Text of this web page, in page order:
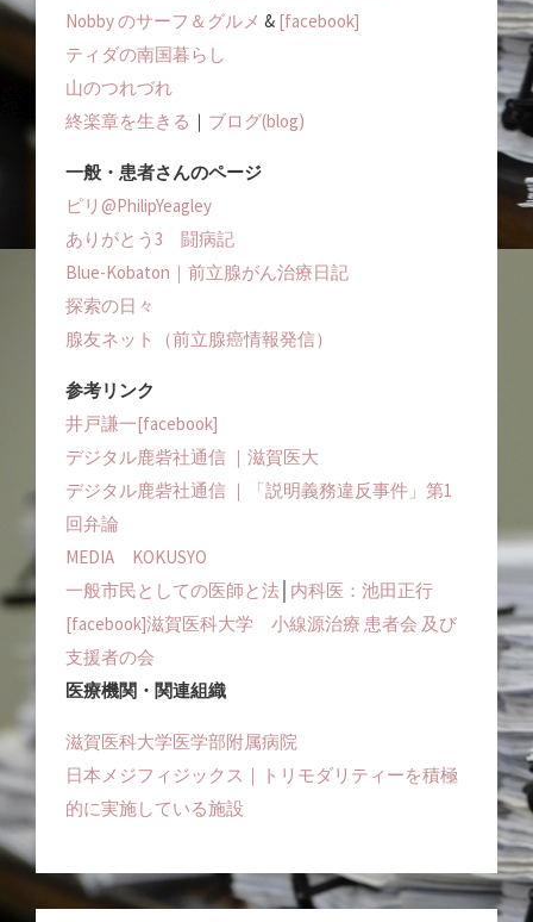
Nobby のサーフ＆グルメ & [facebook]
ティダの南国暮らし
山のつれづれ
終楽章を生きる ｜ ブログ(blog)
一般・患者さんのページ
ピリ@PhilipYeagley
ありがとう3 闘病記
Blue-Kobaton｜前立腺がん治療日記
探索の日々
腺友ネット（前立腺癌情報発信）
参考リンク
井戸謙一[facebook]
デジタル鹿砦社通信 ｜滋賀医大
デジタル鹿砦社通信 ｜「説明義務違反事件」第1
回弁論
MEDIA KOKUSYO
一般市民としての医師と法 内科医：池田正行
[facebook]滋賀医科大学 小線源治療 患者会 及び
支援者の会
医療機関・関連組織
滋賀医科大学医学部附属病院
日本メジフィジックス｜トリモダリティーを積極
的に実施している施設